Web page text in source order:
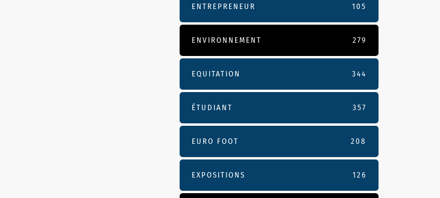
ENTREPRENEUR 105
ENVIRONNEMENT 279
EQUITATION 344
ÉTUDIANT 357
EURO FOOT 208
EXPOSITIONS 126